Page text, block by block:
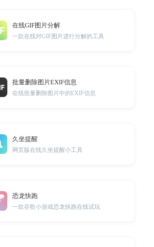
在线GIF图片分解
一款在线对GIF图片进行分解的工具
批量删除图片EXIF信息
在线批量删除图片中的EXIF信息
久坐提醒
网页版在线久坐提醒小工具
恐龙快跑
一款谷歌小游戏恐龙快跑在线试玩